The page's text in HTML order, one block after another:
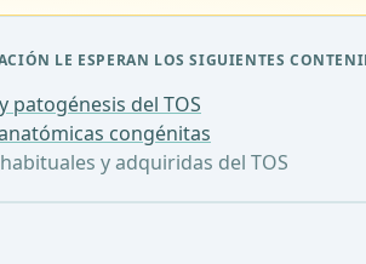
LE ESPERAN LOS SIGUIENTES
patogénesis del TOS
congénitas
y adquiridas del TOS